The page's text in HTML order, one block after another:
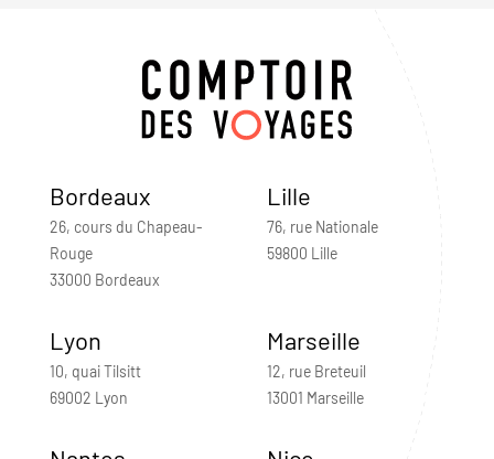
Bordeaux
26, cours du Chapeau-
Rouge
33000 Bordeaux
Lille
76, rue Nationale
59800 Lille
Lyon
10, quai Tilsitt
69002 Lyon
Marseille
12, rue Breteuil
13001 Marseille